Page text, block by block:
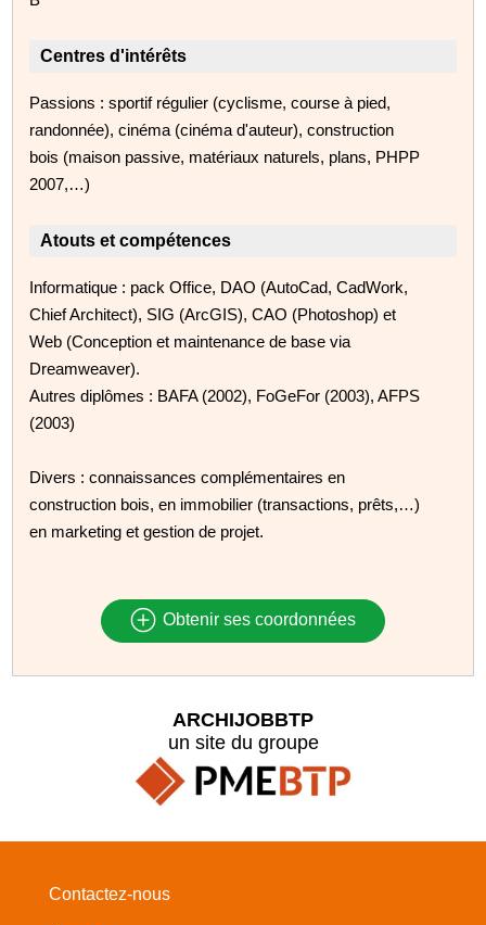
Centres d'intérêts
Passions : sportif régulier (cyclisme, course à pied,
randonnée), cinéma (cinéma d'auteur), construction
bois (maison passive, matériaux naturels, plans, PHPP
2007,…)
Atouts et compétences
Informatique : pack Office, DAO (AutoCad, CadWork,
Chief Architect), SIG (ArcGIS), CAO (Photoshop) et
Web (Conception et maintenance de base via
Dreamweaver).
Autres diplômes : BAFA (2002), FoGeFor (2003), AFPS
(2003)
Divers : connaissances complémentaires en
construction bois, en immobilier (transactions, prêts,…)
en marketing et gestion de projet.
Obtenir ses coordonnées
ARCHIJOBBTP
un site du groupe
Contactez-nous